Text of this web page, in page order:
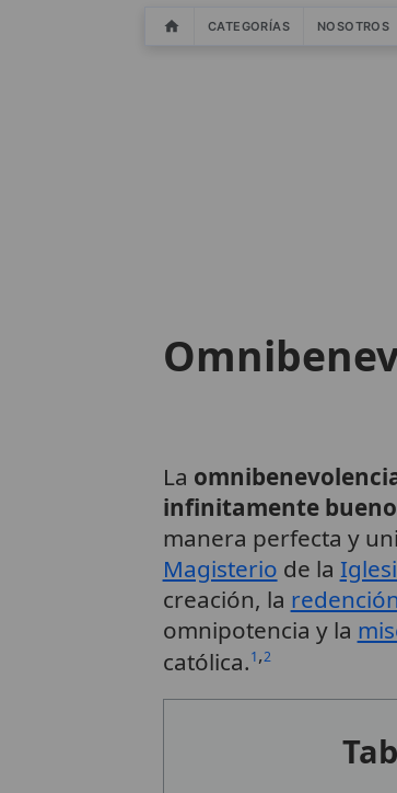
CATEGORÍAS NOSOTROS
La
infinitamente bueno
manera perfecta y
Magisterio de la
creación, la redención
omnipotencia y la
católica.1,2